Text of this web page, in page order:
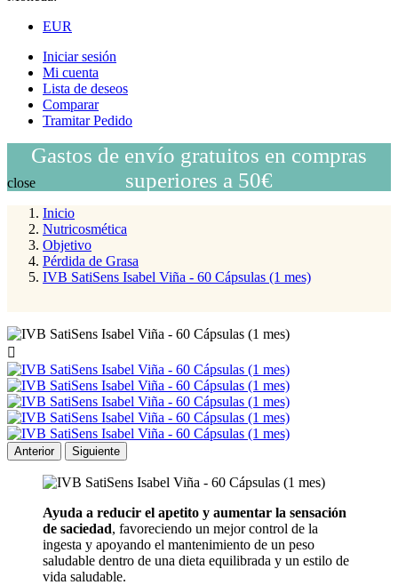
EUR
Iniciar sesión
Mi cuenta
Lista de deseos
Comparar
Tramitar Pedido
Gastos de envío gratuitos en compras
superiores a 50€
close
Inicio
Nutricosmética
Objetivo
Pérdida de Grasa
IVB SatiSens Isabel Viña - 60 Cápsulas (1 mes)

Anterior Siguiente
Ayuda a reducir el apetito y aumentar la sensación
de saciedad, favoreciendo un mejor control de la
ingesta y apoyando el mantenimiento de un peso
saludable dentro de una dieta equilibrada y un estilo de
vida saludable.